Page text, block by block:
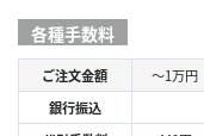
各種手数料
ご注文金額 ～1万円
銀行振込